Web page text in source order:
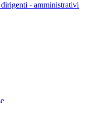
- amministrativi